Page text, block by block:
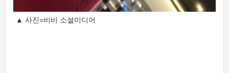
▲ 사진=비비 소셜미디어